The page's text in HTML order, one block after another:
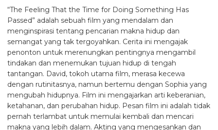
“The Feeling That the Time for Doing Something Has
Passed” adalah sebuah film yang mendalam dan
menginspirasi tentang pencarian makna hidup dan
semangat yang tak tergoyahkan. Cerita ini mengajak
penonton untuk merenungkan pentingnya mengambil
tindakan dan menemukan tujuan hidup di tengah
tantangan. David, tokoh utama film, merasa kecewa
dengan rutinitasnya, namun bertemu dengan Sophia yang
mengubah hidupnya. Film ini mengajarkan arti keberanian,
ketahanan, dan perubahan hidup. Pesan film ini adalah tidak
pernah terlambat untuk memulai kembali dan mencari
makna yang lebih dalam. Akting yang mengesankan dan